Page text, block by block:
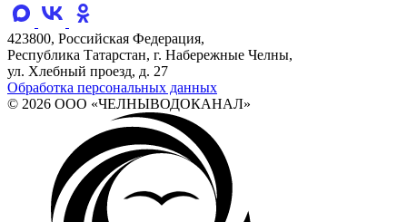
423800, Российская Федерация,
Республика Татарстан, г. Набережные Челны,
ул. Хлебный проезд, д. 27
Обработка персональных данных
© 2026 ООО «ЧЕЛНЫВОДОКАНАЛ»